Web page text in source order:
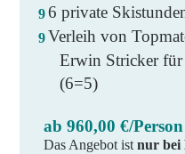
6 private
Verleih von
Erwin Stricker für
(6=5)
ab 960,00 €/Person
Das Angebot istnur bei